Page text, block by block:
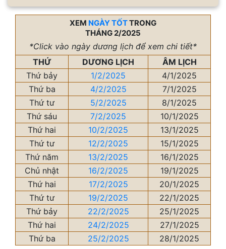
XEM NGÀY TỐTTRONG
THÁNG 2/2025
*Click vào ngày dương lịch để xem chi tiết*
THỨ
DƯƠNG LỊCH
ÂM LỊCH
Thứ bảy
1/2/2025
4/1/2025
Thứ ba
4/2/2025
7/1/2025
Thứ tư
5/2/2025
8/1/2025
Thứ sáu
7/2/2025
10/1/2025
Thứ hai
10/2/2025
13/1/2025
Thứ tư
12/2/2025
15/1/2025
Thứ năm
13/2/2025
16/1/2025
Chủ nhật
16/2/2025
19/1/2025
Thứ hai
17/2/2025
20/1/2025
Thứ tư
19/2/2025
22/1/2025
Thứ bảy
22/2/2025
25/1/2025
Thứ hai
24/2/2025
27/1/2025
Thứ ba
25/2/2025 28/1/2025